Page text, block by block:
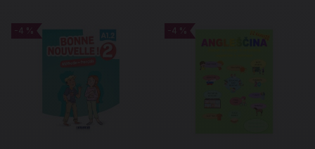
-4 %
-4 % -4 %
-4 %